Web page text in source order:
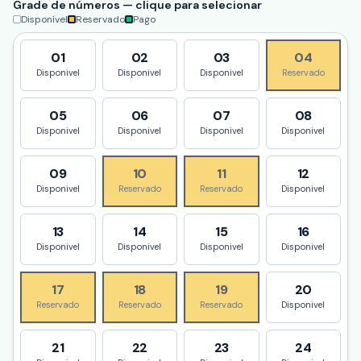
Grade de números — clique para selecionar
Disponível Reservado Pago
01
Disponivel
02
Disponivel
03
Disponivel
04
Reservado
05
Disponivel
06
Disponivel
07
Disponivel
08
Disponivel
09
Disponivel
10
Reservado
11
Reservado
12
Disponivel
13
Disponivel
14
Disponivel
15
Disponivel
16
Disponivel
17
Reservado
18
Reservado
19
Reservado
20
Disponivel
21 22 23 24